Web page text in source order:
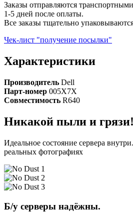
Заказы отправляются
1-5 дней после оплаты.
Все заказы тщательно
Чек-лист "получение посылки"
Характеристики
Производитель Dell
Парт-номер 005X7X
Совместимость R640
Никакой пыли и грязи!
Идеальное состояние сервера
реальных фотографиях
Б/у серверы надёжны.